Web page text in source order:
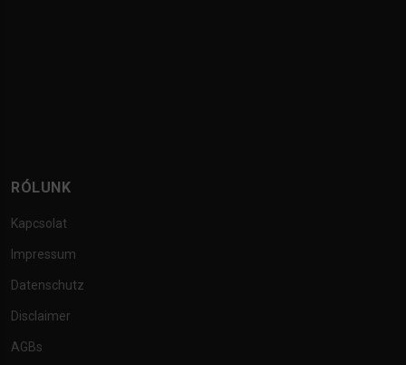
RÓLUNK
Kapcsolat
Impressum
Datenschutz
Disclaimer
AGBs